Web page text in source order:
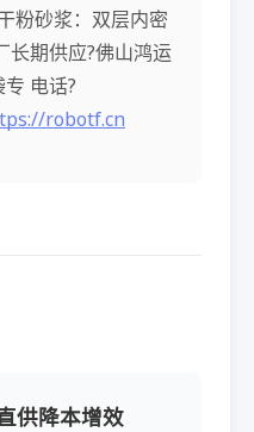
粉砂浆：双层内密
长期供应?佛山鸿运
电话?
robotf.cn
供降本增效